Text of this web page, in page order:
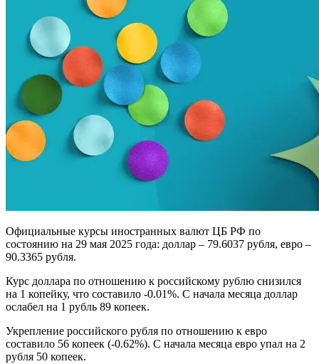
Официальные курсы иностранных валют ЦБ РФ по
состоянию на 29 мая 2025 года: доллар – 79.6037 рубля, евро –
90.3365 рубля.
Курс доллара по отношению к российскому рублю снизился
на 1 копейку, что составило -0.01%. С начала месяца доллар
ослабел на 1 рубль 89 копеек.
Укрепление российского рубля по отношению к евро
составило 56 копеек (-0.62%). С начала месяца евро упал на 2
рубля 50 копеек.